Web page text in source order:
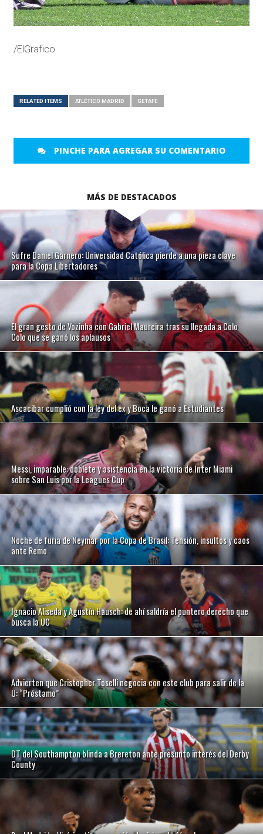
/ElGrafico
RELATED ITEMS ATLÉTICO MADRID GETAFE
PINCHE PARA AGREGAR SU COMENTARIO
MÁS DE DESTACADOS
Sufre Daniel Garnero: Universidad Católica pierde a una pieza clave
para la Copa Libertadores
El gran gesto de Vozinha con Gabriel Maureira tras su llegada a Colo
Colo que se ganó los aplausos
Ascacibar cumplió con la ley del ex y Boca le ganó a Estudiantes
Messi, imparable: doblete y asistencia en la victoria de Inter Miami
sobre San Luis por la Leagues Cup
Noche de furia de Neymar por la Copa de Brasil: Tensión, insultos y caos
ante Remo
Ignacio Aliseda y Agustín Hausch: de ahí saldría el puntero derecho que
busca la UC
Advierten que Cristopher Toselli negocia con este club para salir de la
U: “Préstamo”
DT del Southampton blinda a Brereton ante presunto interés del Derby
County